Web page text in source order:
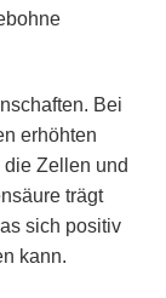
Bei
erhöhten
die Zellen und
trägt
sich positiv
kann.